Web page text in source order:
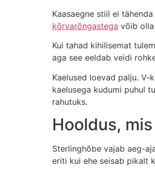
Kaasaegne stiil ei
kõrvarõngastega võib
Kui tahad kihilisemat
aga see eeldab veidi
Kaelused loevad palju.
kaelusega kudumi puhul
rahutuks.
Hooldus,
Sterlinghõbe vajab aeg-
eriti kui ehe seisab pikalt